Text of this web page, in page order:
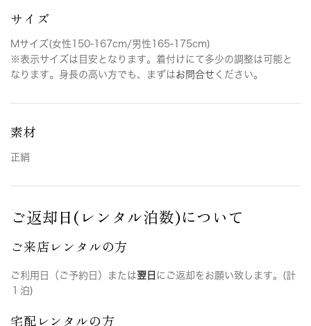
サイズ
Mサイズ(女性150-167cm/男性165-175cm)
※表示サイズは目安となります。着付けにて多少の調整は可能と
なります。身長の高い方でも、まずはお問合せ ください。
素材
正絹
ご返却日(レンタル泊数)について
ご来店レンタルの方
ご利用日（ご予約日）または翌日 にご返却をお願い致します。(計
１泊)
宅配レンタルの方